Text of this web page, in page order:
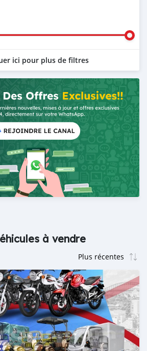
ici pour plus de filtres
à vendre